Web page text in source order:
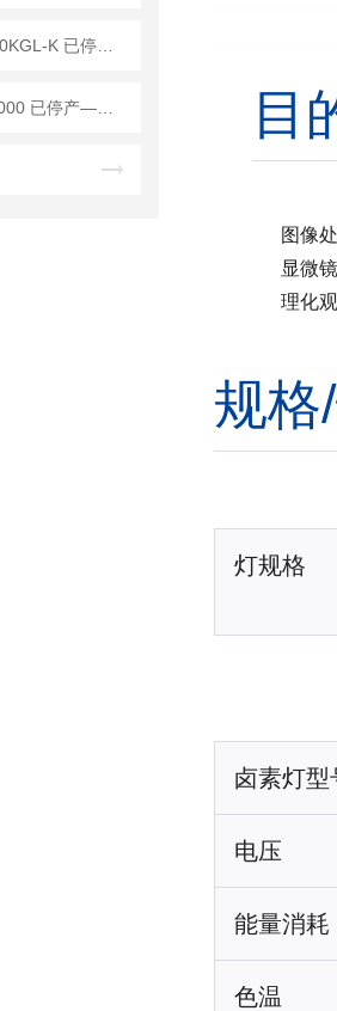
目
图像
显微
理化
规格
灯规格
卤素灯型
电压
能量消耗
色温